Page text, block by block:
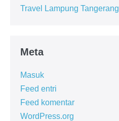
Travel Lampung Tangerang
Meta
Masuk
Feed entri
Feed komentar
WordPress.org